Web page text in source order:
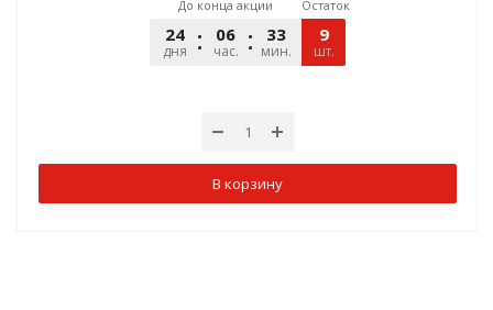
До конца акции
24
дня
06
час.
33
мин.
41
сек.
Остаток
9
шт.
В корзину